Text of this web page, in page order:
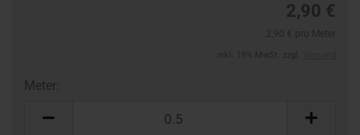
Rückstaus kann es jedoch zu längeren Lieferzeiten kommen.2,90 €
Meter: